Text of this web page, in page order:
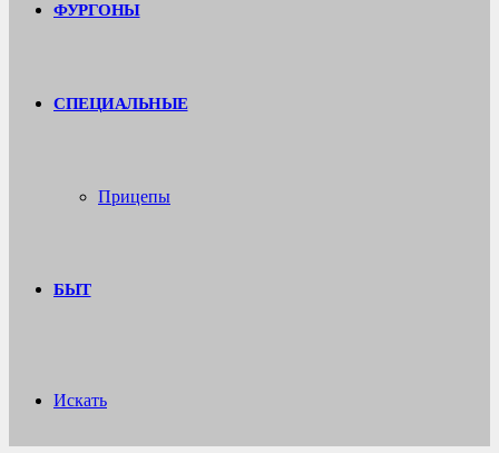
ФУРГОНЫ
СПЕЦИАЛЬНЫЕ
Прицепы
БЫТ
Искать